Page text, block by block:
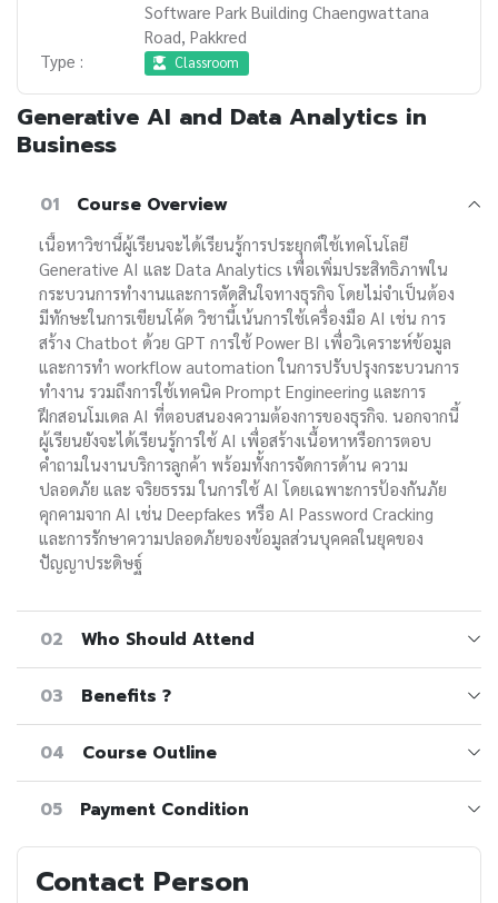
Software Park Building Chaengwattana
Road, Pakkred
Type :
Classroom
Generative AI and Data Analytics in
Business
01 Course Overview
เนื้อหาวิชานี้ผู้เรียนจะได้เรียนรู้การประยุกต์ใช้เทคโนโลยี
Generative AI และ Data Analytics เพื่อเพิ่มประสิทธิภาพใน
กระบวนการทำงานและการตัดสินใจทางธุรกิจ โดยไม่จำเป็นต้อง
มีทักษะในการเขียนโค้ด วิชานี้เน้นการใช้เครื่องมือ AI เช่น การ
สร้าง Chatbot ด้วย GPT การใช้ Power BI เพื่อวิเคราะห์ข้อมูล
และการทำ workflow automation ในการปรับปรุงกระบวนการ
ทำงาน รวมถึงการใช้เทคนิค Prompt Engineering และการ
ฝึกสอนโมเดล AI ที่ตอบสนองความต้องการของธุรกิจ. นอกจากนี้
ผู้เรียนยังจะได้เรียนรู้การใช้ AI เพื่อสร้างเนื้อหาหรือการตอบ
คำถามในงานบริการลูกค้า พร้อมทั้งการจัดการด้าน ความ
ปลอดภัย และ จริยธรรม ในการใช้ AI โดยเฉพาะการป้องกันภัย
คุกคามจาก AI เช่น Deepfakes หรือ AI Password Cracking
และการรักษาความปลอดภัยของข้อมูลส่วนบุคคลในยุคของ
ปัญญาประดิษฐ์
02 Who Should Attend
03 Benefits ?
04 Course Outline
05 Payment Condition
Contact Person